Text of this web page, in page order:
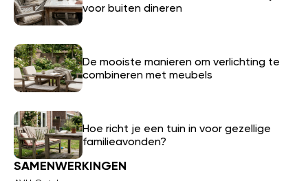
voor buiten dineren
De mooiste manieren om verlichting te
combineren met meubels
Hoe richt je een tuin in voor gezellige
familieavonden?
SAMENWERKINGEN